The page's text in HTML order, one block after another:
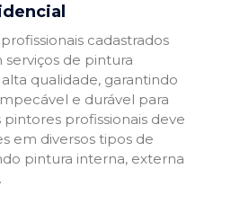
cadastrados
de pintura
qualidade, garantindo
e durável para
pintores profissionais deve
em diversos tipos de
pintura interna, externa